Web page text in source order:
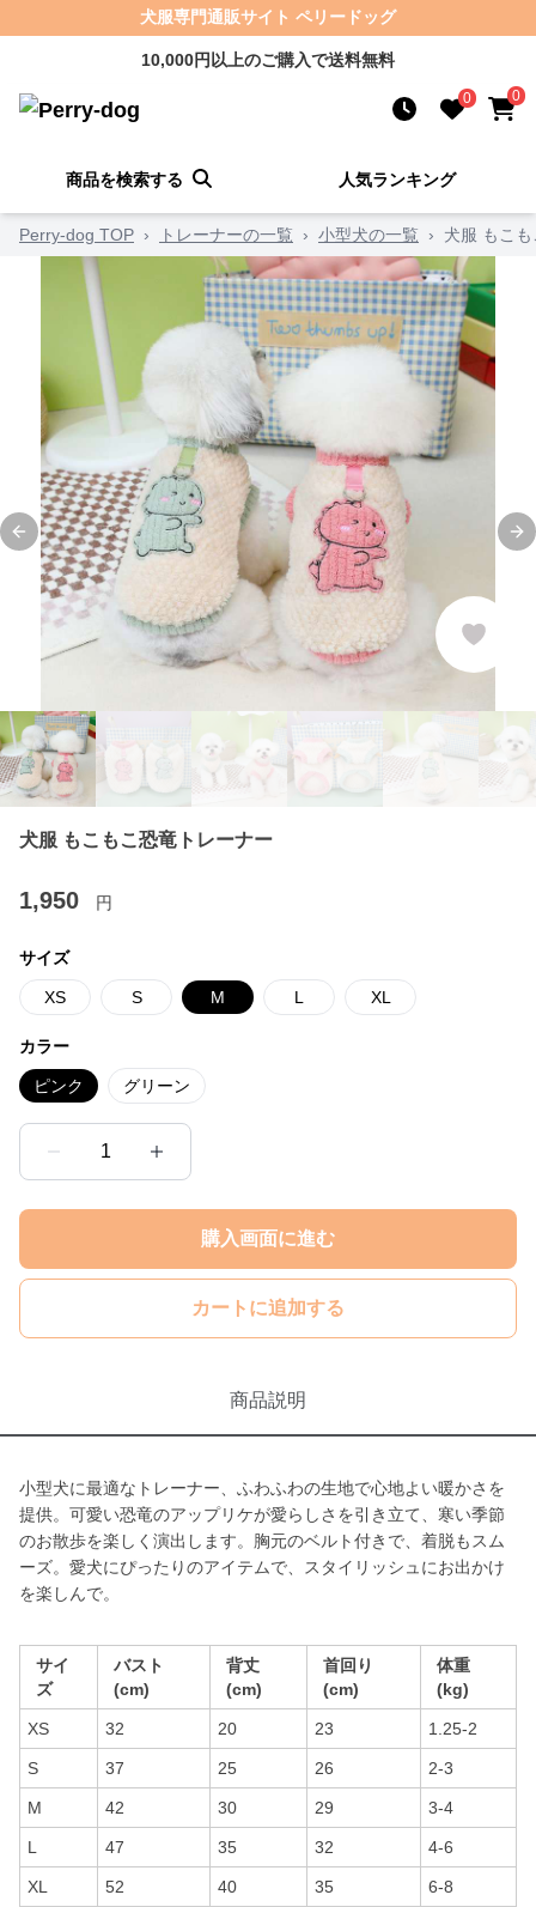
犬服専門通販サイト ペリードッグ
10,000円以上のご購入で送料無料
0 0
商品を検索する 人気ランキング
Perry-dog TOP › トレーナーの一覧 › 小型犬の一覧 › 犬服 もこ
Previous slide
犬服 もこもこ恐竜トレーナー
1,950 円
サイズ
XS S M L XL
カラー
ピンク グリーン
1
購入画面に進む
カートに追加する
商品説明
小型犬に最適なトレーナー、ふわふわの生地で心地よい暖かさを
提供。可愛い恐竜のアップリケが愛らしさを引き立て、寒い季節
のお散歩を楽しく演出します。胸元のベルト付きで、着脱もスム
ーズ。愛犬にぴったりのアイテムで、スタイリッシュにお出かけ
を楽しんで。
サイ
ズ
バスト
(cm)
背丈
(cm)
首回り
(cm)
体重
(kg)
XS 32 20 23 1.25-2
S 37 25 26 2-3
M 42 30 29 3-4
L 47 35 32 4-6
XL 52 40 35 6-8